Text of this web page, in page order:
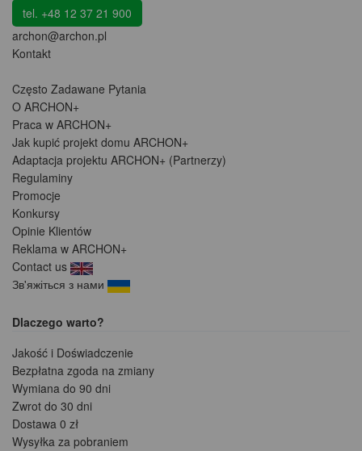
tel. +48 12 37 21 900
archon@archon.pl
Kontakt
Często Zadawane Pytania
O ARCHON+
Praca w ARCHON+
Jak kupić projekt domu ARCHON+
Adaptacja projektu ARCHON+ (Partnerzy)
Regulaminy
Promocje
Konkursy
Opinie Klientów
Reklama w ARCHON+
Contact us
Зв'яжіться з нами
Dlaczego warto?
Jakość i Doświadczenie
Bezpłatna zgoda na zmiany
Wymiana do 90 dni
Zwrot do 30 dni
Dostawa 0 zł
Wysyłka za pobraniem